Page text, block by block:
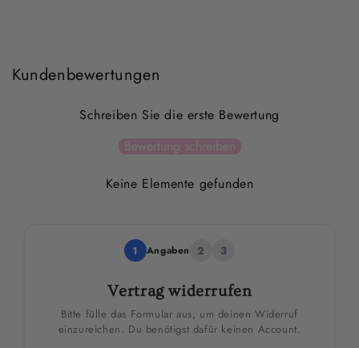
Kundenbewertungen
Schreiben Sie die erste Bewertung
Bewertung schreiben
Keine Elemente gefunden
1 Angaben 2 3
Vertrag widerrufen
Bitte fülle das Formular aus, um deinen Widerruf
einzureichen. Du benötigst dafür keinen Account.